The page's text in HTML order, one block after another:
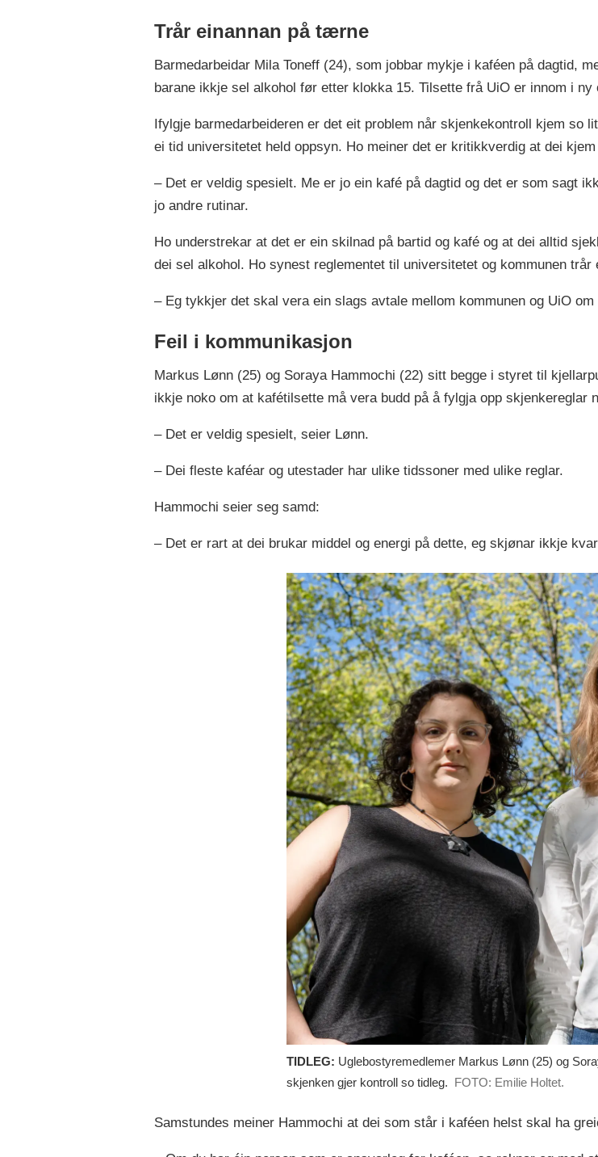
Trår einannan på tærne
Barmedarbeidar Mila Toneff (24), som jobbar mykje i kaféen på dagtid,
barane ikkje sel alkohol før etter klokka 15. Tilsette frå UiO er innom i
Ifylgje barmedarbeideren er det eit problem når skjenkekontroll kjem so
ei tid universitetet held oppsyn. Ho meiner det er kritikkverdig at dei
– Det er veldig spesielt. Me er jo ein kafé på dagtid og det er som sagt
jo andre rutinar.
Ho understrekar at det er ein skilnad på bartid og kafé og at dei alltid
dei sel alkohol. Ho synest reglementet til universitetet og kommunen trår
– Eg tykkjer det skal vera ein slags avtale mellom kommunen og UiO om
Feil i kommunikasjon
Markus Lønn (25) og Soraya Hammochi (22) sitt begge i styret til
ikkje noko om at kafétilsette må vera budd på å fylgja opp skjenkereglar
– Det er veldig spesielt, seier Lønn.
– Dei fleste kaféar og utestader har ulike tidssoner med ulike reglar.
Hammochi seier seg samd:
– Det er rart at dei brukar middel og energi på dette, eg skjønar ikkje
TIDLEG: Uglebostyremedlemer Markus Lønn (25) og
skjenken gjer kontroll so tidleg. FOTO: Emilie Holtet.
Samstundes meiner Hammochi at dei som står i kaféen helst skal ha